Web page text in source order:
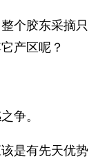
个胶东采摘只
产区呢？
争。
是有先天优势